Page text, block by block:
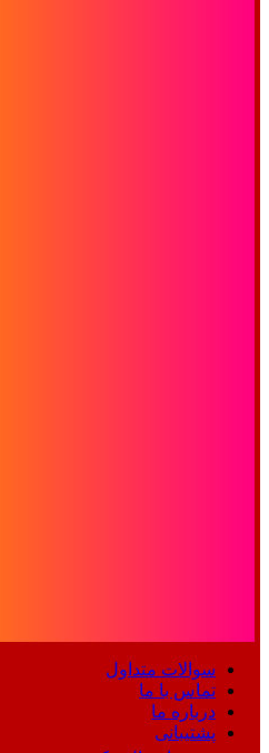
سوالات متداول
تماس با ما
درباره ما
پشتیبانی